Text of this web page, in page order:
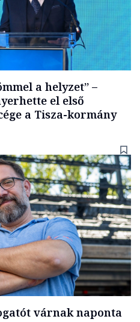
a helyzet” –
el első
a Tisza-kormány
várnak naponta